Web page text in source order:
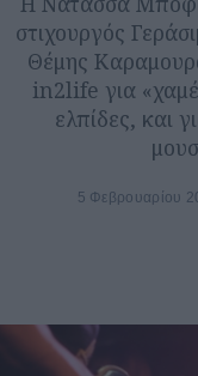
στιχουργός
Θέμης
in2life για
ελπίδες, και
5 Φεβρουαρίου